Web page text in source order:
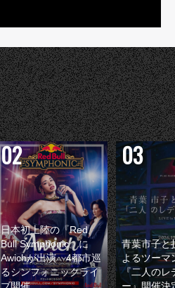
日本初上陸の『Red
Bull Symphonic』に
Awichが出演 4都市巡
るシンフォニックライ
青葉市子と
よるツーマ
『二人のレ